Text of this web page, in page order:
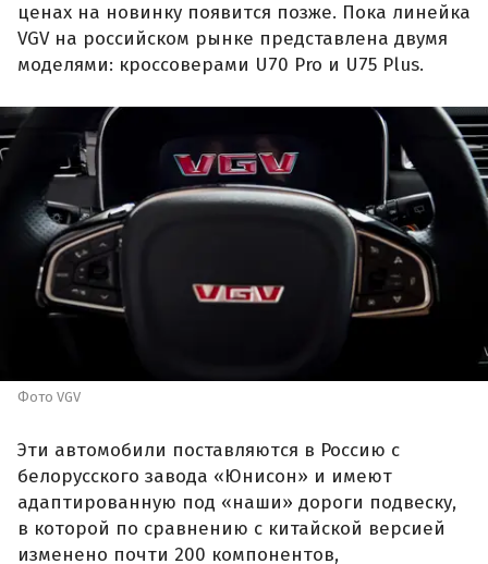
ценах на новинку появится позже. Пока линейка
VGV на российском рынке представлена двумя
моделями: кроссоверами U70 Pro и U75 Plus.
Фото VGV
Эти автомобили поставляются в Россию с
белорусского завода «Юнисон» и имеют
адаптированную под «наши» дороги подвеску,
в которой по сравнению с китайской версией
изменено почти 200 компонентов,